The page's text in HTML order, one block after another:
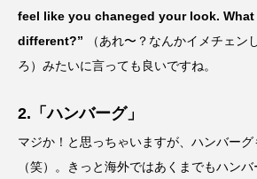
feel like you chaneged your look.
different?”
（あれ〜？なんかイメチェン
ろ）みたいに言っても良いですね。
2.「ハンバーグ」
マジか！と思っちゃいますが、ハンバー
（笑）。きっと海外ではあくまでもハン